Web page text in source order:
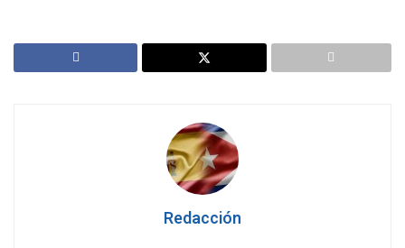
Redacción